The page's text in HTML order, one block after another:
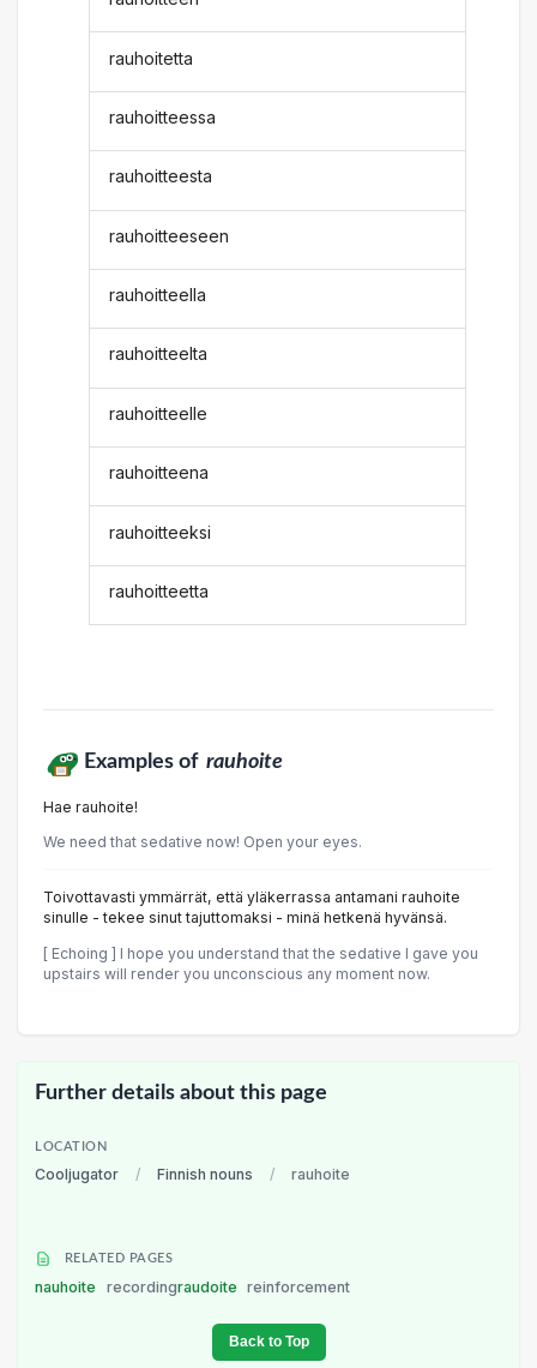
rauhoitetta
rauhoitteessa
rauhoitteesta
rauhoitteeseen
rauhoitteella
rauhoitteelta
rauhoitteelle
rauhoitteena
rauhoitteeksi
rauhoitteetta
Examples of rauhoite
Hae rauhoite!
We need that sedative now! Open your eyes.
Toivottavasti ymmärrät, että yläkerrassa antamani rauhoite
sinulle - tekee sinut tajuttomaksi - minä hetkenä hyvänsä.
[ Echoing ] I hope you understand that the sedative I gave you
upstairs will render you unconscious any moment now.
Further details about this page
LOCATION
Cooljugator / Finnish nouns / rauhoite
RELATED PAGES
nauhoite recordingraudoite reinforcement
Back to Top